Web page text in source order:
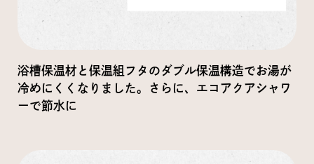
浴槽保温材と保温組フタのダブル保温構造でお湯が
冷めにくくなりました。さらに、エコアクアシャワ
ーで節水に